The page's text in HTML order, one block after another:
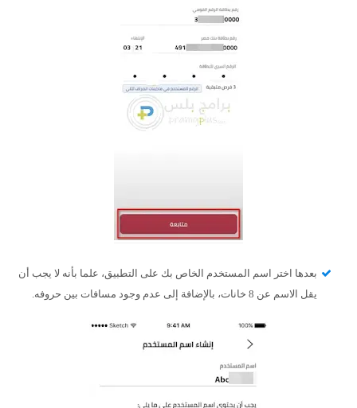
بعدها اختر اسم المستخدم الخاص بك على التطبيق، علما بأنه لا يجب أن
يقل الاسم عن 8 خانات، بالإضافة إلى عدم وجود مسافات بين حروفه.